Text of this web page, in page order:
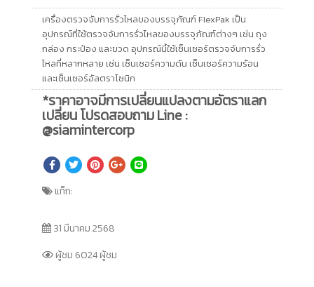
เครื่องตรวจจับการรั่วไหลของบรรจุภัณฑ์ FlexPak เป็น
อุปกรณ์ที่ใช้ตรวจจับการรั่วไหลของบรรจุภัณฑ์ต่างๆ เช่น ถุง
กล่อง กระป๋อง และขวด อุปกรณ์นี้ใช้เซ็นเซอร์ตรวจจับการรั่ว
ไหลที่หลากหลาย เช่น เซ็นเซอร์ความดัน เซ็นเซอร์ความร้อน
และเซ็นเซอร์อัลตราโซนิก
*ราคาอาจมีการเปลี่ยนแปลงตามอัตราแลก
เปลี่ยน โปรดสอบถาม Line :
@siamintercorp
แท็ก:
31 มีนาคม 2568
ผู้ชม 6024 ผู้ชม